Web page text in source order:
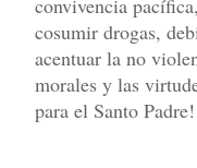
convivencia
cosumir drogas,
acentuar la no
morales y las
para el Santo